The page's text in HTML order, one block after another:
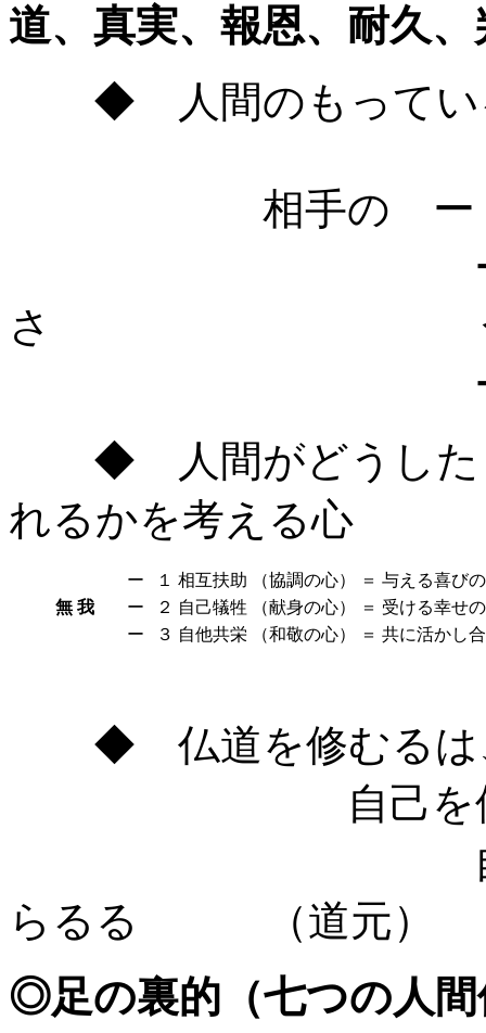
道、真実、報恩、耐久
◆ 人間のもっている
相手の ー 身
ー
さ うけとる
ー 立場
◆ 人間がどうしたら
れるかを考える心
ー １ 相互扶助 （協調の心） ＝ 与える喜び
無 我
ー ２ 自己犠牲 （献身の心） ＝ 受ける幸せ
ー
３ 自他共栄 （和敬の心） ＝ 共に活かし
◆ 仏道を修むるは
自己を修むる
自己を忘る
らるる （道元）
◎足の裏的（七つの人間